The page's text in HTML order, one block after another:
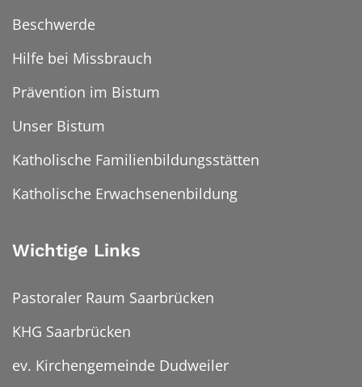
Beschwerde
Hilfe bei Missbrauch
Prävention im Bistum
Unser Bistum
Katholische Familienbildungsstätten
Katholische Erwachsenenbildung
Wichtige Links
Pastoraler Raum Saarbrücken
KHG Saarbrücken
ev. Kirchengemeinde Dudweiler